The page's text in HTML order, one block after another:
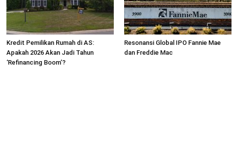
Kredit Pemilikan Rumah di AS:
Apakah 2026 Akan Jadi Tahun
‘Refinancing Boom’?
Resonansi Global IPO Fannie Mae
dan Freddie Mac